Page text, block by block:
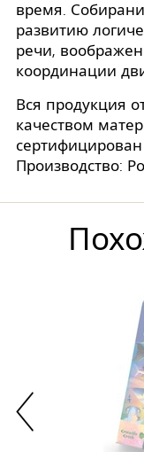
время.
развитию
речи,
координации
Вся продукция
качеством
Производство: